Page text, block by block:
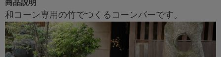
商品説明
和コーン専用の竹でつくるコーンバーです。